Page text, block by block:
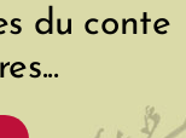
du conte